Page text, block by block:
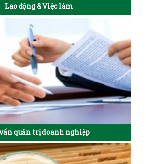
Lao động & Việc làm
quản trị doanh nghiệp